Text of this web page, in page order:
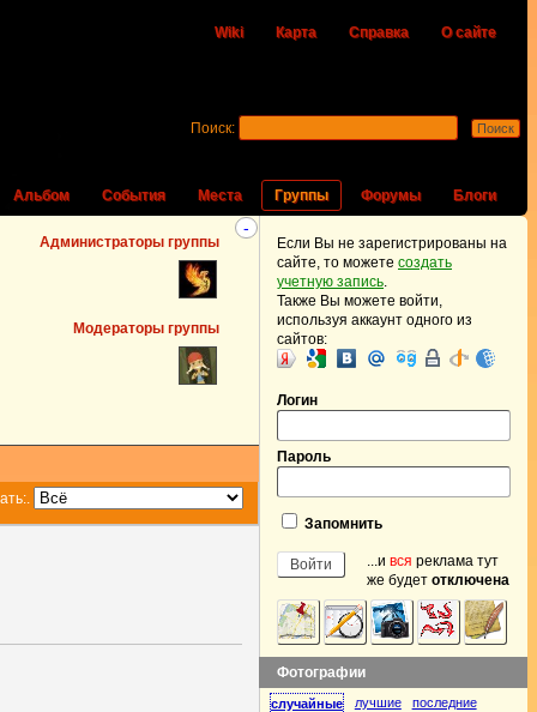
Wiki Карта Справка О сайте
Альбом События Места Группы Форумы Блоги
Поиск:
-
Администраторы группы
Модераторы группы
.
Если Вы не зарегистрированы на
сайте, то можете создать
учетную запись.
Также Вы можете войти,
используя аккаунт одного из
сайтов:
Логин
Пароль
Запомнить
...и вся реклама тут
же будет отключена
Фотографии
случайные лучшие последние